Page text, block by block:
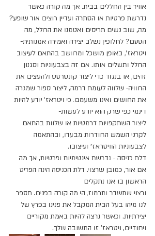
אוויר בין החללים בבית. אך מה קורה כאשר
נדרשת פרטיות או הסתרה ועדיין רוצים אור שופע?
מה, שוב נשים תריסים ואטמנו את החלל, מה
הטעם? לחלופין נשלב יצירה ואמירה אמנותית-
ויטראז', באופן מושכל ומחושב בהתאם לעיצוב
החלל ותשלים אותו. אם זה בצבעוניות וסגנון
זהים, או בנגוד כדי ליצור קונטרסט ולהעצים את
החוויה- שלווה לעומת דרמה, ליצור ספור שמגרה
את החושים ואינו משעמם. כי ויטראז' יודע להיות
דינמי כפי שרק הוא יודע לעשות-
ליצור השתקפויות דרמטיות או שלוות בהתאם
לקרני השמש החודרות מבעדו, ובהתאמה
לצבעוניות הוויטראז' ועיצובו.
דלת כניסה - נדרשת אינטימיות ופרטיות, אך מה
אם אור, כמובן שרצוי. דלת הכניסה הינה הפריט
הראשון בו אנו נתקלים
ורצוי שתשדר ותרמוז, הי מה קורה בפנים. תספר
לנו מיהו בעל הבית המקבל את פנינו בפרץ של
יצירתיות. וכאשר נרצה להיות באמת מקוריים
ויחודיים, ויטראז' זו התשובה שלך.